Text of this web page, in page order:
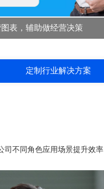
表，辅助做经营决策
定制行业解决方案
司不同角色应用场景提升效率